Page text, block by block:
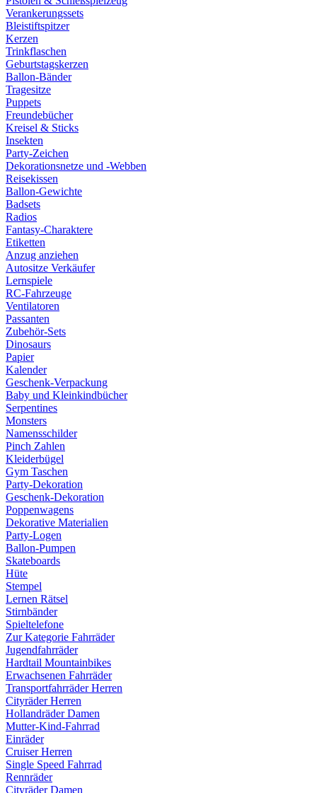
Verankerungssets
Bleistiftspitzer
Kerzen
Trinkflaschen
Geburtstagskerzen
Ballon-Bänder
Tragesitze
Puppets
Freundebücher
Kreisel & Sticks
Insekten
Party-Zeichen
Dekorationsnetze und -Webben
Reisekissen
Ballon-Gewichte
Badsets
Radios
Fantasy-Charaktere
Etiketten
Anzug anziehen
Autositze Verkäufer
Lernspiele
RC-Fahrzeuge
Ventilatoren
Passanten
Zubehör-Sets
Dinosaurs
Papier
Kalender
Geschenk-Verpackung
Baby und Kleinkindbücher
Serpentines
Monsters
Namensschilder
Pinch Zahlen
Kleiderbügel
Gym Taschen
Party-Dekoration
Geschenk-Dekoration
Poppenwagens
Dekorative Materialien
Party-Logen
Ballon-Pumpen
Skateboards
Hüte
Stempel
Lernen Rätsel
Stirnbänder
Spieltelefone
Zur Kategorie Fahrräder
Jugendfahrräder
Hardtail Mountainbikes
Erwachsenen Fahrräder
Transportfahrräder Herren
Cityräder Herren
Hollandräder Damen
Mutter-Kind-Fahrrad
Einräder
Cruiser Herren
Single Speed Fahrrad
Rennräder
Cityräder Damen